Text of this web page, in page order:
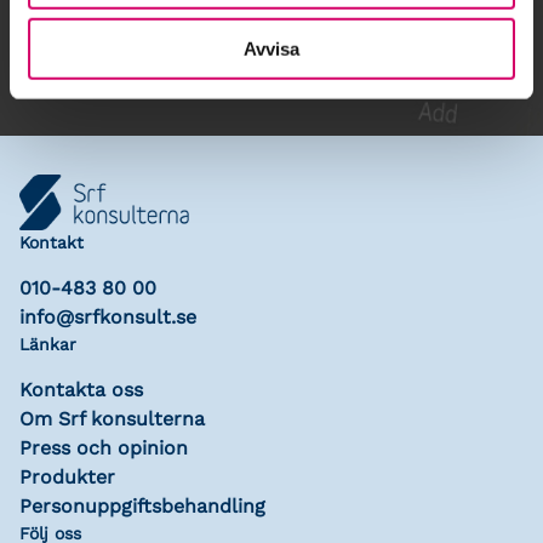
Avvisa
Lägg till i kalender
Kontakt
010-483 80 00
info@srfkonsult.se
Länkar
Kontakta oss
Om Srf konsulterna
Press och opinion
Produkter
Personuppgiftsbehandling
Följ oss